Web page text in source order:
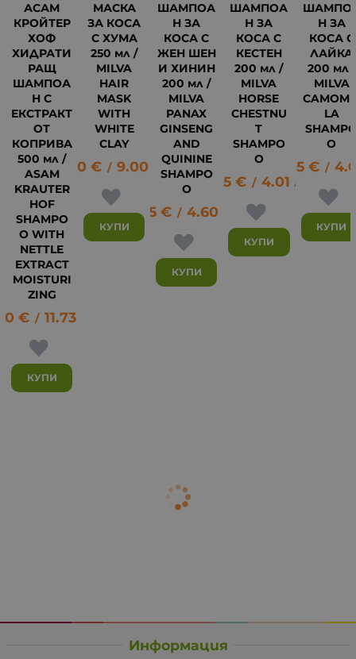
АСАМ
КРОЙТЕР
ХОФ
ХИДРАТИ
РАЩ
ШАМПОА
Н С
ЕКСТРАКТ
ОТ
КОПРИВА
500 мл /
ASAM
KRAUTER
HOF
SHAMPO
O WITH
NETTLE
EXTRACT
MOISTURI
ZING
€ / 11.73
КУПИ
МАСКА
ЗА КОСА
С ХУМА
250 мл /
MILVA
HAIR
MASK
WITH
WHITE
CLAY
4.60 € / 9.00 лв.
КУПИ
ШАМПОА
Н ЗА
КОСА С
ЖЕН ШЕН
И ХИНИН
200 мл /
MILVA
PANAX
GINSENG
AND
QUININE
SHAMPO
O
2.35 € / 4.60
КУПИ
ШАМПОА
Н ЗА
КОСА С
КЕСТЕН
200 мл /
MILVA
HORSE
CHESTNU
T
SHAMPO
O
2.05 € / 4.01 лв.
КУПИ
Н ЗА
КОСА С
ЛАЙКА
200 мл /
MILVA
LA
O
2.05 € /
КУПИ
Информация